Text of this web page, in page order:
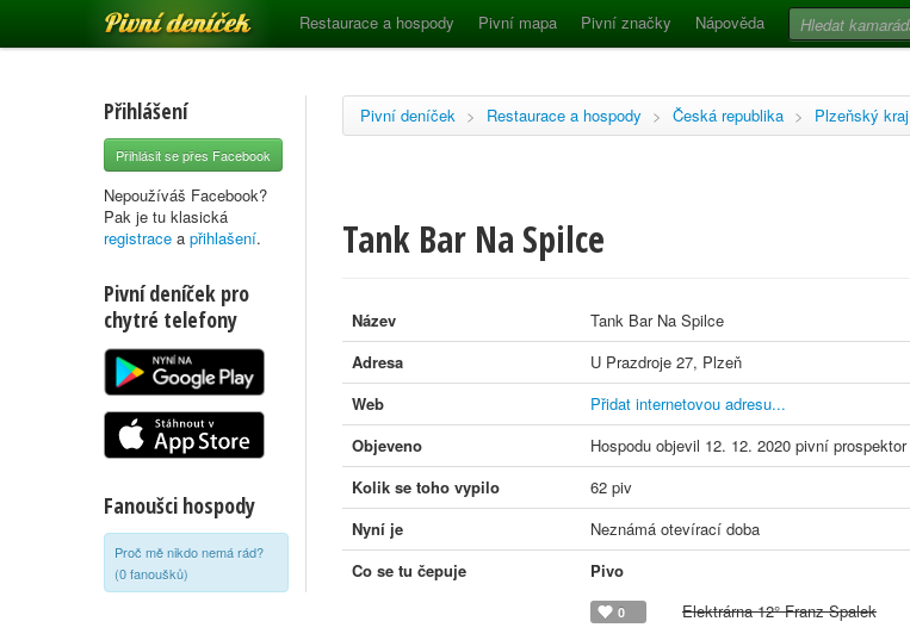
Pivní deníček Restaurace a hospody Pivní mapa Pivní značky Nápověda
Přihlášení
Přihlásit se přes Facebook
Nepoužíváš Facebook?
Pak je tu klasická
registrace a přihlašení.
Pivní deníček pro
chytré telefony
Fanoušci hospody
Proč mě nikdo nemá rád?
(0 fanoušků)
Pivní deníček > Restaurace a hospody > Česká republika > Plzeňský kraj
Tank Bar Na Spilce
Název
Tank Bar Na Spilce
Adresa
U Prazdroje 27, Plzeň
Web
Přidat internetovou adresu...
Objeveno
Hospodu objevil 12. 12. 2020 pivní prospektor
Kolik se toho vypilo
62 piv
Nyní je
Neznámá otevírací doba
Co se tu čepuje
Pivo
0 Elektrárna 12° Franz Spalek